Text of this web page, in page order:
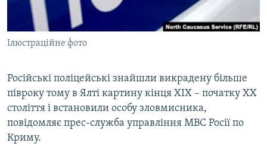
СВІДЧЕННЯ ОКУПАЦІЇ
УКРАЇНСЬКА ПРОБЛЕМА КРИМУ
ІНФОГРАФІКА
Qırımtatar
ДОЛУЧАЙСЯ!
Усі сайти RFE/RL
Ілюстраційне фото
Російські поліцейські знайшли викрадену більше
півроку тому в Ялті картину кінця XIX – початку XX
століття і встановили особу зловмисника,
повідомляє прес-служба управління МВС Росії по
Криму.